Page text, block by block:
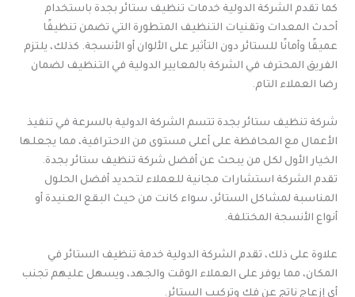
كما تقدم الشركة الدولية خدمات تنظيف ستائر بجدة باستخدام
أحدث المعدات وتقنيات التنظيف المتطورة التي تضمن تنظيفًا
عميقًا وأمانًا للستائر دون التأثير على الألوان أو الأنسجة. كذلك، يلتزم
الفريق المحترف في الشركة بالمعايير الدولية في التنظيف لضمان
رضا العملاء التام.
شركة تنظيف ستائر بجدة تتسم الشركة الدولية بالسرعة في تنفيذ
الأعمال مع المحافظة على أعلى مستوى من الاحترافية، مما يجعلها
الخيار الأول لكل من يبحث عن أفضل شركة تنظيف ستائر بجدة.
تقدم الشركة استشارات مجانية للعملاء لتحديد أفضل الحلول
المناسبة لمشاكل الستائر، سواء كانت من حيث البقع العنيدة أو
أنواع الأنسجة المختلفة.
علاوة على ذلك، تقدم الشركة الدولية خدمة تنظيف الستائر في
المكان، مما يوفر على العملاء الوقت والجهد، ويسهل عليهم تجنب
أي إزعاج ناتج عن فك وتركيب الستائر.